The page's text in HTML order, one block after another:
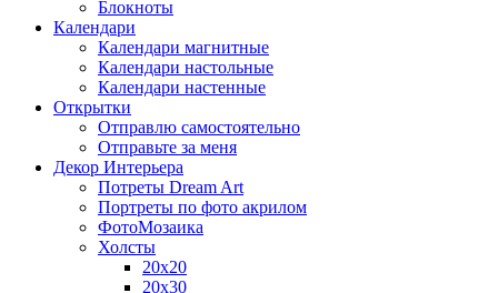
Блокноты
Календари
Календари магнитные
Календари настольные
Календари настенные
Открытки
Отправлю самостоятельно
Отправьте за меня
Декор Интерьера
Потреты Dream Art
Портреты по фото акрилом
ФотоМозаика
Холсты
20х20
20х30